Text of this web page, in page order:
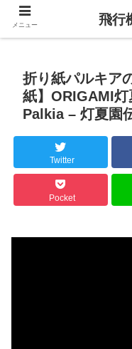
折り紙パルキア
紙】ORIGAMI
Palkia – 灯夏園
Twitter
Pocket
メニュー 飛行